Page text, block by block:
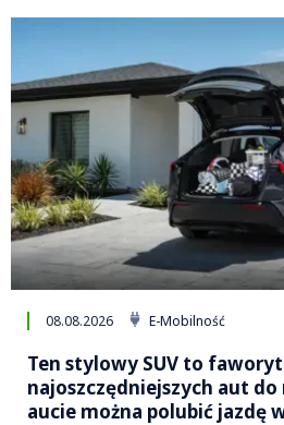
08.08.2026 E-Mobilność
Ten stylowy SUV to
najoszczędniejszych aut
aucie można polubić jazdę